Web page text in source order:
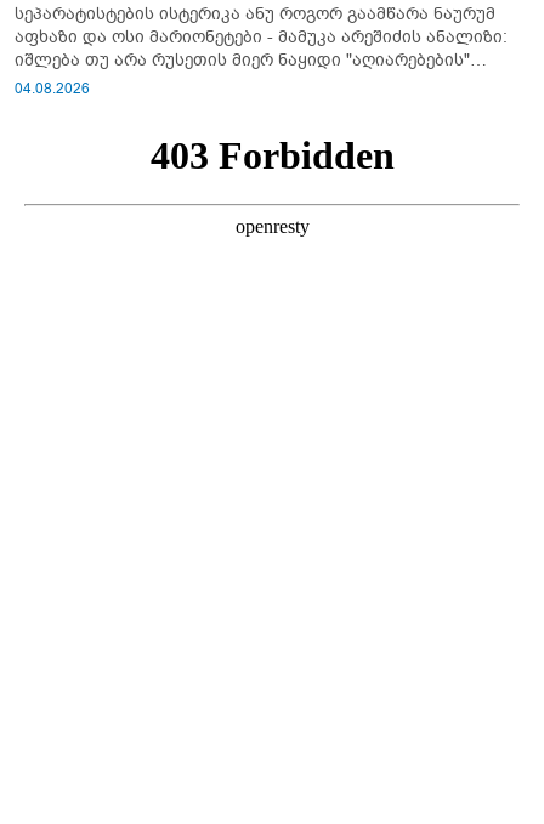
სეპარატისტების ისტერიკა ანუ როგორ გაამწარა ნაურუმ
აფხაზი და ოსი მარიონეტები - მამუკა არეშიძის ანალიზი:
იშლება თუ არა რუსეთის მიერ ნაყიდი "აღიარებების"
სისტემა?!
04.08.2026